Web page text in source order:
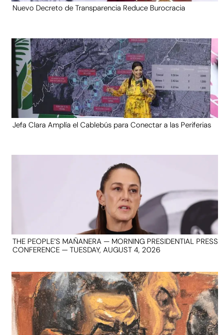
Nuevo Decreto de Transparencia Reduce Burocracia
Jefa Clara Amplía el Cablebús para Conectar a las Periferias
THE PEOPLE’S MAÑANERA — MORNING PRESIDENTIAL PRESS
CONFERENCE — TUESDAY, AUGUST 4, 2026